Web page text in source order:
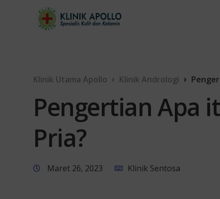
Klinik Utama Apollo Klinik Andrologi
Pengertian Apa
Pria?
Maret 26, 2023 Klinik Sentosa